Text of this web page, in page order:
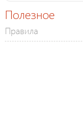
Полезное
Правила